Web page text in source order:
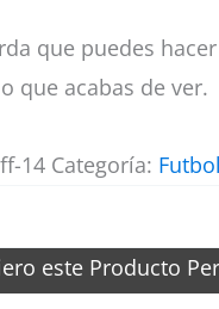
que puedes
que acabas de ver.
14 Categoría:
este Producto